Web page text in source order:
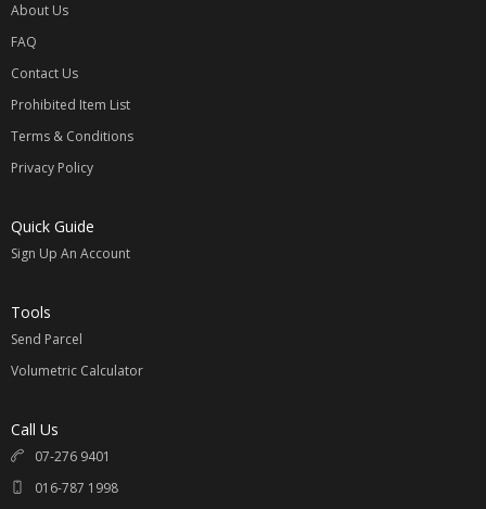
About Us
FAQ
Contact Us
Prohibited Item List
Terms & Conditions
Privacy Policy
Quick Guide
Sign Up An Account
Tools
Send Parcel
Volumetric Calculator
Call Us
07-276 9401
016-787 1998